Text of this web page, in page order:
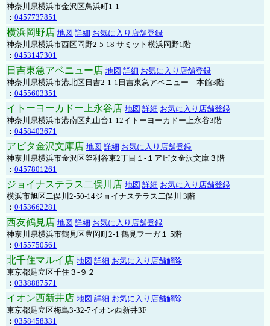
神奈川県横浜市金沢区鳥浜町1-1
： 0457737851
横浜岡野店 地図 詳細 お気に入り店舗登録
神奈川県横浜市西区岡野2-5-18 サミット横浜岡野1階
： 0453147301
日吉東急アベニュー店 地図 詳細 お気に入り店舗登録
神奈川県横浜市港北区日吉2-1-1日吉東急アベニュー 本館3階
： 0455603351
イトーヨーカドー上永谷店 地図 詳細 お気に入り店舗登録
神奈川県横浜市港南区丸山台1-12イトーヨーカドー上永谷3階
： 0458403671
アピタ金沢文庫店 地図 詳細 お気に入り店舗登録
神奈川県横浜市金沢区釜利谷東2丁目１-１アピタ金沢文庫３階
： 0457801261
ジョイナステラス二俣川店 地図 詳細 お気に入り店舗登録
横浜市旭区二俣川2-50-14ジョイナステラス二俣川 3階
： 0453662281
西友鶴見店 地図 詳細 お気に入り店舗登録
神奈川県横浜市鶴見区豊岡町2-1 鶴見フーガ１ 5階
： 0455750561
北千住マルイ店 地図 詳細 お気に入り店舗解除
東京都足立区千住３-９２
： 0338887571
イオン西新井店 地図 詳細 お気に入り店舗解除
東京都足立区梅島3-32-7イオン西新井3F
： 0358458331